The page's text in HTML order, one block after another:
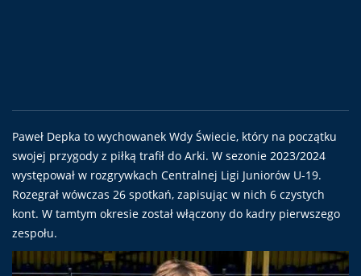
Paweł Depka to wychowanek Wdy Świecie, który na początku
swojej przygody z piłką trafił do Arki. W sezonie 2023/2024
występował w rozgrywkach Centralnej Ligi Juniorów U-19.
Rozegrał wówczas 26 spotkań, zapisując w nich 6 czystych
kont. W tamtym okresie został włączony do kadry pierwszego
zespołu.